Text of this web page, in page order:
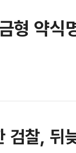
형 약
검찰, 뒤